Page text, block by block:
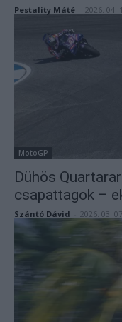
Pestality Máté 2026. 04.
MotoGP
Dühös
csapattagok –
Szántó Dávid 2026. 03.